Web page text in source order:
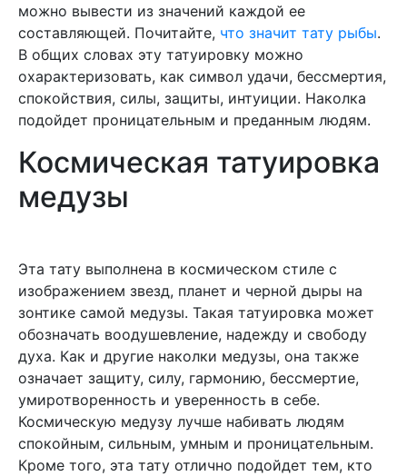
можно вывести из значений каждой ее
составляющей. Почитайте, что значит тату рыбы.
В общих словах эту татуировку можно
охарактеризовать, как символ удачи, бессмертия,
спокойствия, силы, защиты, интуиции. Наколка
подойдет проницательным и преданным людям.
Космическая татуировка
медузы
Эта тату выполнена в космическом стиле с
изображением звезд, планет и черной дыры на
зонтике самой медузы. Такая татуировка может
обозначать воодушевление, надежду и свободу
духа. Как и другие наколки медузы, она также
означает защиту, силу, гармонию, бессмертие,
умиротворенность и уверенность в себе.
Космическую медузу лучше набивать людям
спокойным, сильным, умным и проницательным.
Кроме того, эта тату отлично подойдет тем, кто